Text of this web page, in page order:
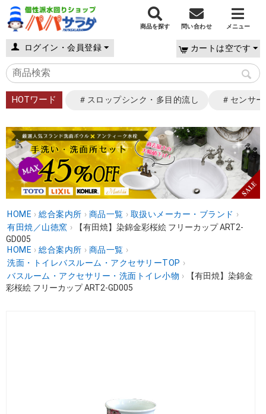
商品を探す 問い合わせ メニュー
ログイン・会員登録 カートは空です
HOTワード ＃スロップシンク・多目的流し ＃センサ
HOME › 総合案内所 › 商品一覧 › 取扱いメーカー・ブランド ›
有田焼／山徳窯 ›
【有田焼】染錦金彩桜絵 フリーカップ ART2-
GD005
HOME › 総合案内所 › 商品一覧 ›
洗面・トイレバスルーム・アクセサリーTOP ›
バスルーム・アクセサリー・洗面トイレ小物 ›
【有田焼】染錦金
彩桜絵 フリーカップ ART2-GD005